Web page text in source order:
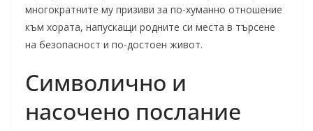
многократните му призиви за по-хуманно отношение
към хората, напускащи родните си места в търсене
на безопасност и по-достоен живот.
Символично и
насочено послание